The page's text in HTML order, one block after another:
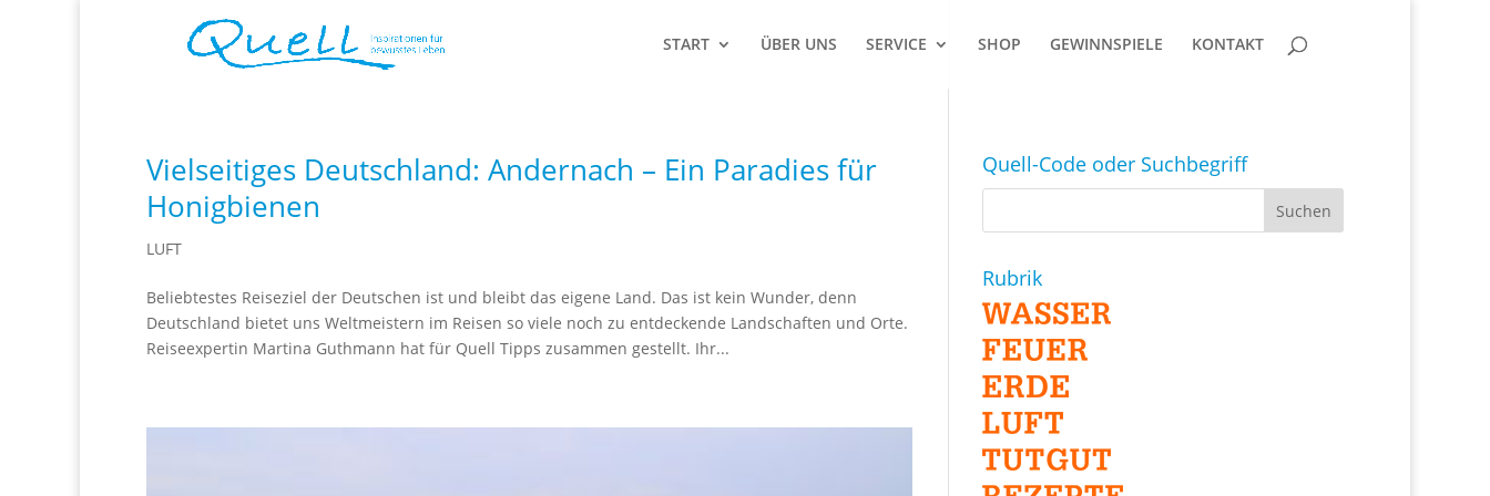
START ÜBER UNS SERVICE SHOP GEWINNSPIELE KONTAKT
Vielseitiges Deutschland: Andernach – Ein Paradies für
Honigbienen
LUFT
Beliebtestes Reiseziel der Deutschen ist und bleibt das eigene Land. Das ist kein Wunder, denn
Deutschland bietet uns Weltmeistern im Reisen so viele noch zu entdeckende Landschaften und Orte.
Reiseexpertin Martina Guthmann hat für Quell Tipps zusammen gestellt. Ihr...
Quell-Code oder Suchbegriff
Rubrik